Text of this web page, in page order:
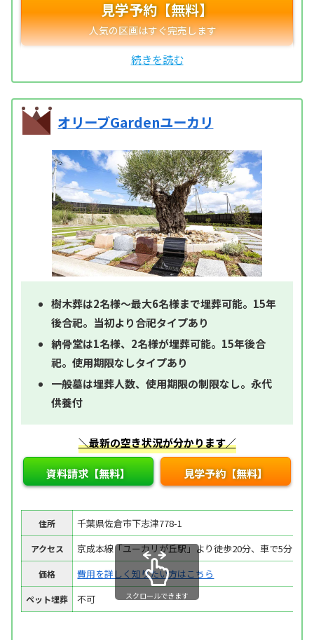
見学予約【無料】
オリーブGardenユーカリ
樹木葬は2名様～最大6名様まで埋葬可能。15年
後合祀。当初より合祀タイプあり
納骨堂は1名様、2名様が埋葬可能。15年後合
祀。使用期限なしタイプあり
一般墓は埋葬人数、使用期限の制限なし。永代
供養付
＼最新の空き状況が分かります／
資料請求【無料】 見学予約【無料】
住所 千葉県佐倉市下志津778-1
アクセス 京成本線「ユーカリが丘駅」より徒歩20分、車で5分
価格 費用を詳しく知りたい方はこちら
ペット埋葬 不可 スクロールできます